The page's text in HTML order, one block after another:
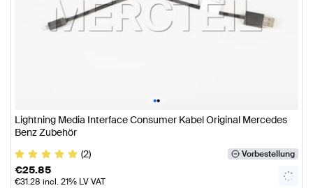
••
Lightning Media Interface Consumer Kabel Original Mercedes
Benz Zubehör
(2)
Vorbestellung
€25.85
€31.28 incl. 21% LV VAT